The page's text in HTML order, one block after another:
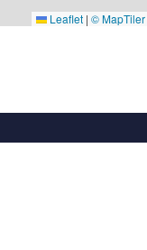
Leaflet | © MapTiler